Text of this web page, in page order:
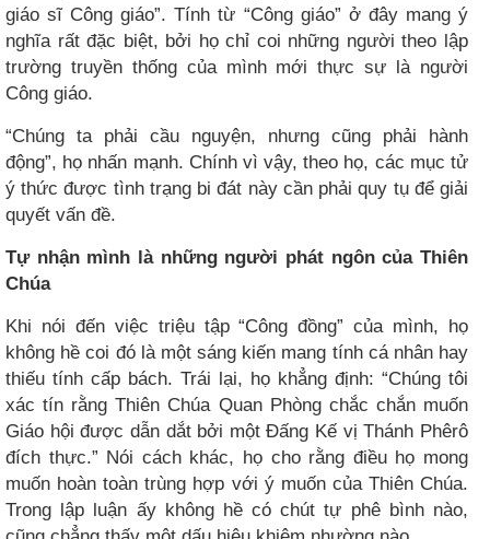
giáo sĩ Công giáo”. Tính từ “Công giáo” ở đây mang ý
nghĩa rất đặc biệt, bởi họ chỉ coi những người theo lập
trường truyền thống của mình mới thực sự là người
Công giáo.
“Chúng ta phải cầu nguyện, nhưng cũng phải hành
động”, họ nhấn mạnh. Chính vì vậy, theo họ, các mục tử
ý thức được tình trạng bi đát này cần phải quy tụ để giải
quyết vấn đề.
Tự nhận mình là những người phát ngôn của Thiên
Chúa
Khi nói đến việc triệu tập “Công đồng” của mình, họ
không hề coi đó là một sáng kiến mang tính cá nhân hay
thiếu tính cấp bách. Trái lại, họ khẳng định: “Chúng tôi
xác tín rằng Thiên Chúa Quan Phòng chắc chắn muốn
Giáo hội được dẫn dắt bởi một Đấng Kế vị Thánh Phêrô
đích thực.” Nói cách khác, họ cho rằng điều họ mong
muốn hoàn toàn trùng hợp với ý muốn của Thiên Chúa.
Trong lập luận ấy không hề có chút tự phê bình nào,